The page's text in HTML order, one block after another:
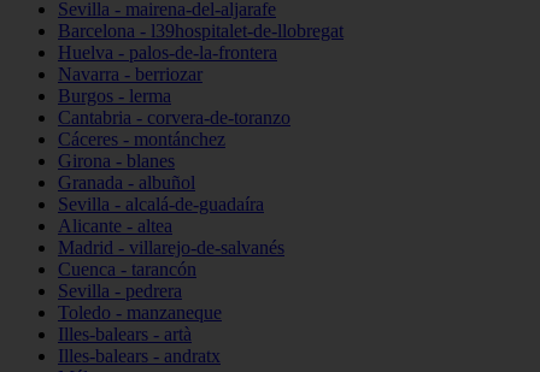
Sevilla - mairena-del-aljarafe
Barcelona - l39hospitalet-de-llobregat
Huelva - palos-de-la-frontera
Navarra - berriozar
Burgos - lerma
Cantabria - corvera-de-toranzo
Cáceres - montánchez
Girona - blanes
Granada - albuñol
Sevilla - alcalá-de-guadaíra
Alicante - altea
Madrid - villarejo-de-salvanés
Cuenca - tarancón
Sevilla - pedrera
Toledo - manzaneque
Illes-balears - artà
Illes-balears - andratx